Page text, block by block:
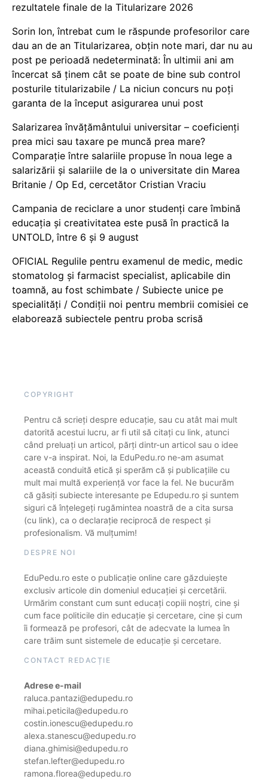
rezultatele finale de la Titularizare 2026
Sorin Ion, întrebat cum le răspunde profesorilor care
dau an de an Titularizarea, obțin note mari, dar nu au
post pe perioadă nedeterminată: În ultimii ani am
încercat să ținem cât se poate de bine sub control
posturile titularizabile / La niciun concurs nu poți
garanta de la început asigurarea unui post
Salarizarea învățământului universitar – coeficienți
prea mici sau taxare pe muncă prea mare?
Comparație între salariile propuse în noua lege a
salarizării și salariile de la o universitate din Marea
Britanie / Op Ed, cercetător Cristian Vraciu
Campania de reciclare a unor studenți care îmbină
educația și creativitatea este pusă în practică la
UNTOLD, între 6 și 9 august
OFICIAL Regulile pentru examenul de medic, medic
stomatolog și farmacist specialist, aplicabile din
toamnă, au fost schimbate / Subiecte unice pe
specialități / Condiții noi pentru membrii comisiei ce
elaborează subiectele pentru proba scrisă
COPYRIGHT
Pentru că scrieți despre educație, sau cu atât mai mult
datorită acestui lucru, ar fi util să citați cu link, atunci
când preluați un articol, părți dintr-un articol sau o idee
care v-a inspirat. Noi, la EduPedu.ro ne-am asumat
această conduită etică și sperăm că și publicațiile cu
mult mai multă experiență vor face la fel. Ne bucurăm
că găsiți subiecte interesante pe Edupedu.ro și suntem
siguri că înțelegeți rugămintea noastră de a cita sursa
(cu link), ca o declarație reciprocă de respect și
profesionalism. Vă mulțumim!
DESPRE NOI
EduPedu.ro este o publicație online care găzduiește
exclusiv articole din domeniul educației și cercetării.
Urmărim constant cum sunt educați copiii noștri, cine și
cum face politicile din educație și cercetare, cine și cum
îi formează pe profesori, cât de adecvate la lumea în
care trăim sunt sistemele de educație și cercetare.
CONTACT REDACȚIE
Adrese e-mail
raluca.pantazi@edupedu.ro
mihai.peticila@edupedu.ro
costin.ionescu@edupedu.ro
alexa.stanescu@edupedu.ro
diana.ghimisi@edupedu.ro
stefan.lefter@edupedu.ro
ramona.florea@edupedu.ro